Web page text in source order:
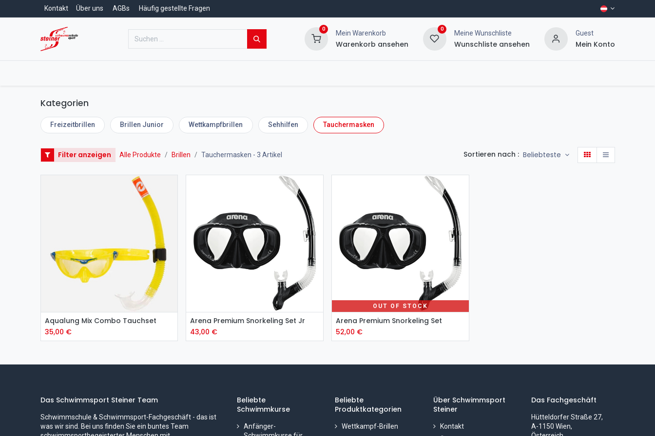
Kontakt Über uns AGBs Häufig gestellte Fragen
0
Mein Warenkorb
Warenkorb ansehen
0
Meine Wunschliste
Wunschliste ansehen
Guest
Mein Konto
Kategorien
Freizeitbrillen Brillen Junior Wettkampfbrillen Sehhilfen Tauchermasken
Filter anzeigen Alle Produkte Brillen Tauchermasken - 3 Artikel Sortieren nach : Beliebteste
Aqualung Mix Combo Tauchset
35,00 €
Zum Warenkorb hinzufügen
Arena Premium Snorkeling Set Jr
43,00 €
OUT OF STOCK
Arena Premium Snorkeling Set
52,00 €
Das Schwimmsport Steiner Team
Schwimmschule & Schwimmsport-Fachgeschäft - das ist
was wir sind. Bei uns finden Sie ein buntes Team
Beliebte
Schwimmkurse
Anfänger-
Beliebte
Produktkategorien
Wettkampf-Brillen
Über Schwimmsport
Steiner
Kontakt
Das Fachgeschäft
Hütteldorfer Straße 27,
A-1150 Wien,